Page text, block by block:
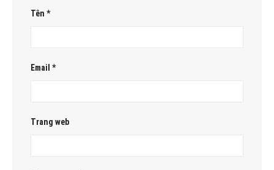
Tên *
Email *
Trang web